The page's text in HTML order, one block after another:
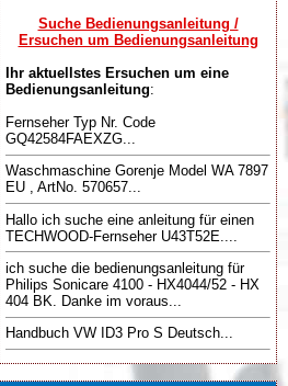
Suche Bedienungsanleitung /
Ersuchen um Bedienungsanleitung
Ihr aktuellstes Ersuchen um eine
Bedienungsanleitung:
Fernseher Typ Nr. Code
GQ42584FAEXZG...
Waschmaschine Gorenje Model WA 7897
EU , ArtNo. 570657...
Hallo ich suche eine anleitung für einen
TECHWOOD-Fernseher U43T52E....
ich suche die bedienungsanleitung für
Philips Sonicare 4100 - HX4044/52 - HX
404 BK. Danke im voraus...
Handbuch VW ID3 Pro S Deutsch...